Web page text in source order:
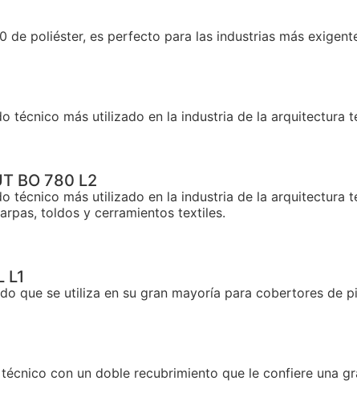
de poliéster, es perfecto para las industrias más
técnico más utilizado en la industria de la arquitectura
BO 780 L2
técnico más utilizado en la industria de la
toldos y cerramientos textiles.
L1
que se utiliza en su gran mayoría para cobertores de
con un doble recubrimiento que le confiere una